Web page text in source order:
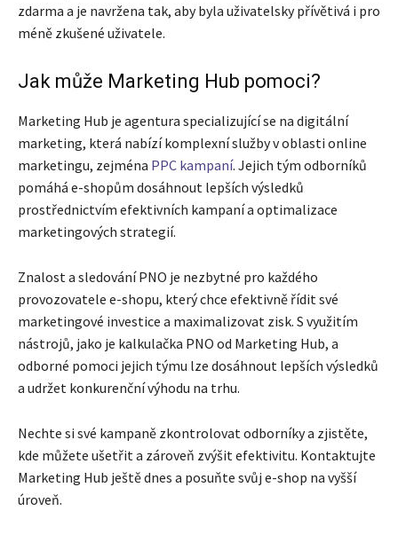
zdarma a je navržena tak, aby byla uživatelsky přívětivá i pro
méně zkušené uživatele.
Jak může Marketing Hub pomoci?
Marketing Hub je agentura specializující se na digitální
marketing, která nabízí komplexní služby v oblasti online
marketingu, zejména PPC kampaní. Jejich tým odborníků
pomáhá e-shopům dosáhnout lepších výsledků
prostřednictvím efektivních kampaní a optimalizace
marketingových strategií.
Znalost a sledování PNO je nezbytné pro každého
provozovatele e-shopu, který chce efektivně řídit své
marketingové investice a maximalizovat zisk. S využitím
nástrojů, jako je kalkulačka PNO od Marketing Hub, a
odborné pomoci jejich týmu lze dosáhnout lepších výsledků
a udržet konkurenční výhodu na trhu.
Nechte si své kampaně zkontrolovat odborníky a zjistěte,
kde můžete ušetřit a zároveň zvýšit efektivitu. Kontaktujte
Marketing Hub ještě dnes a posuňte svůj e-shop na vyšší
úroveň.